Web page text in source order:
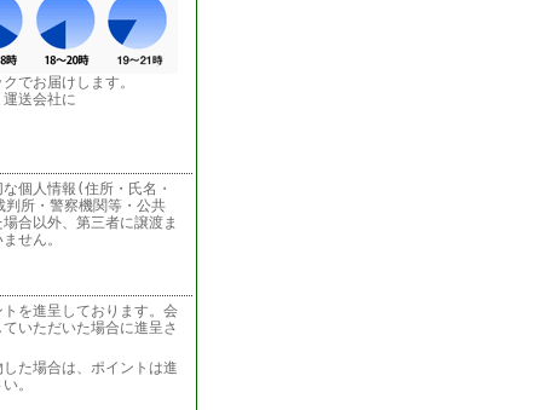
でお届けします。
送会社に
個人情報(住所・氏名・
所・警察機関等・公共
合以外、第三者に譲渡ま
せん。
を進呈しております。会
いただいた場合に進呈さ
た場合は、ポイントは進
。